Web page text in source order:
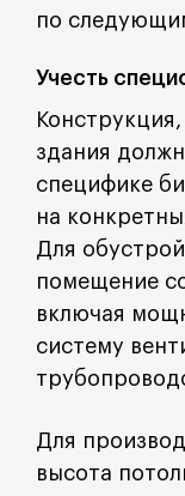
по
Учесть
здания
специфике
на
Для
помещение
включая
систему
Для
высота